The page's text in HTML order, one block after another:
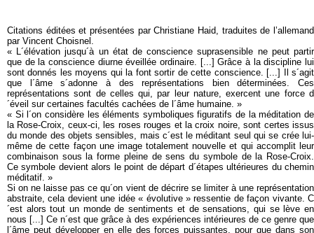
Citations éditées et présentées par Christiane Haid, traduites de l’allemand
par Vincent Choisnel.
« L´élévation jusqu´à un état de conscience suprasensible ne peut partir
que de la conscience diurne éveillée ordinaire. [...] Grâce à la discipline lui
sont donnés les moyens qui la font sortir de cette conscience. [...] Il s´agit
que l´âme s´adonne à des représentations bien déterminées. Ces
représentations sont de celles qui, par leur nature, exercent une force d
´éveil sur certaines facultés cachées de l´âme humaine. »
« Si l´on considère les éléments symboliques figuratifs de la méditation de
la Rose-Croix, ceux-ci, les roses rouges et la croix noire, sont certes issus
du monde des objets sensibles, mais c´est le méditant seul qui se crée lui-
même de cette façon une image totalement nouvelle et qui accomplit leur
combinaison sous la forme pleine de sens du symbole de la Rose-Croix.
Ce symbole devient alors le point de départ d´étapes ultérieures du chemin
méditatif. »
Si on ne laisse pas ce qu´on vient de décrire se limiter à une représentation
abstraite, cela devient une idée « évolutive » ressentie de façon vivante. C
´est alors tout un monde de sentiments et de sensations, qui se lève en
nous [...] Ce n´est que grâce à des expériences intérieures de ce genre que
l´âme peut développer en elle des forces puissantes, pour que dans son